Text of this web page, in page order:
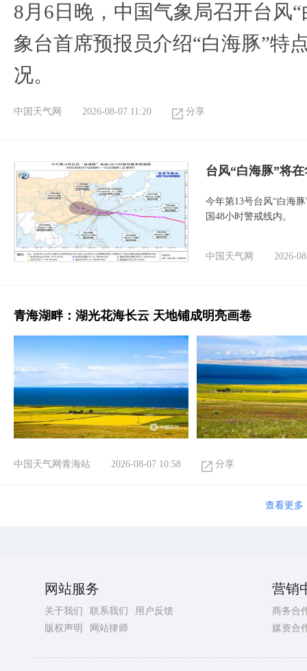
8月6日晚，中国气象局召开台风
象台首席预报员介绍“白海豚”特
况。
中国天气网 2026-08-07 11:20 分享
台风“白海豚”将
今年第13号台风“白海
国48小时警戒线内。
中国天气网 2026-
青海湖畔：湖光花海长云 天地铺成明亮画卷
中国天气网青海站 2026-08-07 10:58 分享
查看更多
网站服务
关于我们 联系我们
用户反馈
版权声明
网站律师
营销
商务合
媒资合